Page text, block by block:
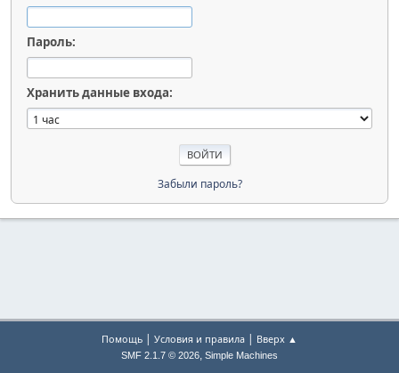
Пароль:
Хранить данные входа:
Забыли пароль?
Помощь | Условия и правила | Вверх ▲
SMF 2.1.7 © 2026, Simple Machines